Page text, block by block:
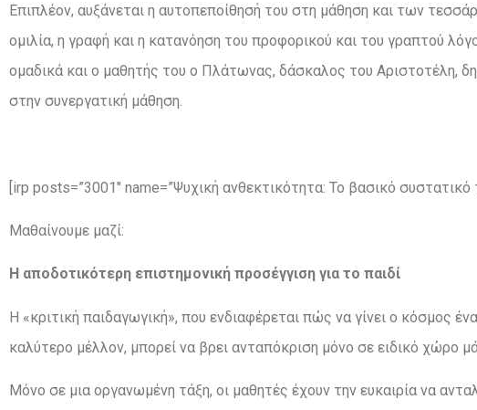
Επιπλέον, αυξάνεται η αυτοπεποίθησή του στη μάθηση και των
ομιλία, η γραφή και η κατανόηση του προφορικού και του γραπτού
ομαδικά και ο μαθητής του ο Πλάτωνας, δάσκαλος του Αριστοτέλη,
στην συνεργατική μάθηση.
[irp posts=”3001″ name=”Ψυχική ανθεκτικότητα: Το βασικό συστατικό
Μαθαίνουμε μαζί:
Η αποδοτικότερη επιστημονική προσέγγιση για το παιδί
Η «κριτική παιδαγωγική», που ενδιαφέρεται πώς να γίνει ο κόσμος
καλύτερο μέλλον, μπορεί να βρει ανταπόκριση μόνο σε ειδικό χώρο
Μόνο σε μια οργανωμένη τάξη, οι μαθητές έχουν την ευκαιρία να